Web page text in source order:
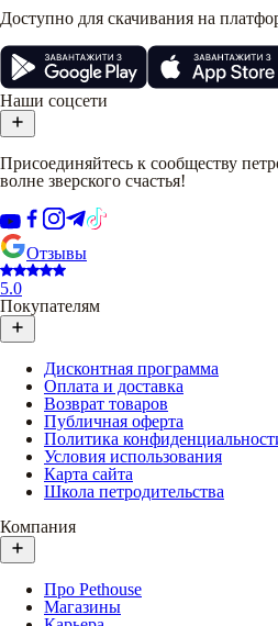
Доступно для скачивания на
Наши соцсети
Присоединяйтесь к сообществу
волне зверского счастья!
Отзывы
5.0
Покупателям
Дисконтная программа
Оплата и доставка
Возврат товаров
Публичная оферта
Политика
Условия использования
Карта сайта
Школа петродительства
Компания
Про Pethouse
Магазины